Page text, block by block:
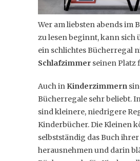
Wer am liebsten abends im
zu lesen beginnt, kann sich
ein schlichtes Bücherregal
Schlafzimmer seinen Platz
Auch in Kinderzimmern
Bücherregale sehr beliebt.
sind kleinere, niedrigere
Kinderbücher. Die Kleinen
selbstständig das Buch ihrer
herausnehmen und darin